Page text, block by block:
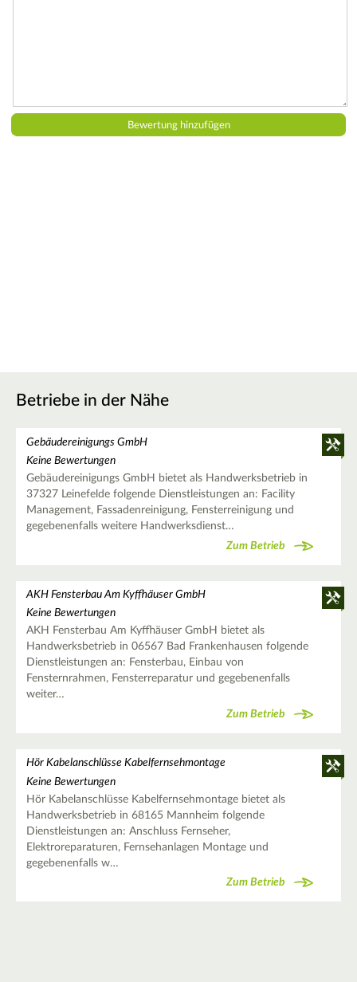
Betriebe in der Nähe
Gebäudereinigungs GmbH
Keine Bewertungen
Gebäudereinigungs GmbH bietet als Handwerksbetrieb in
37327 Leinefelde folgende Dienstleistungen an: Facility
Management, Fassadenreinigung, Fensterreinigung und
gegebenenfalls weitere Handwerksdienst…
Zum Betrieb
AKH Fensterbau Am Kyffhäuser GmbH
Keine Bewertungen
AKH Fensterbau Am Kyffhäuser GmbH bietet als
Handwerksbetrieb in 06567 Bad Frankenhausen folgende
Dienstleistungen an: Fensterbau, Einbau von
Fensternrahmen, Fensterreparatur und gegebenenfalls
weiter…
Zum Betrieb
Hör Kabelanschlüsse Kabelfernsehmontage
Keine Bewertungen
Hör Kabelanschlüsse Kabelfernsehmontage bietet als
Handwerksbetrieb in 68165 Mannheim folgende
Dienstleistungen an: Anschluss Fernseher,
Elektroreparaturen, Fernsehanlagen Montage und
gegebenenfalls w…
Zum Betrieb